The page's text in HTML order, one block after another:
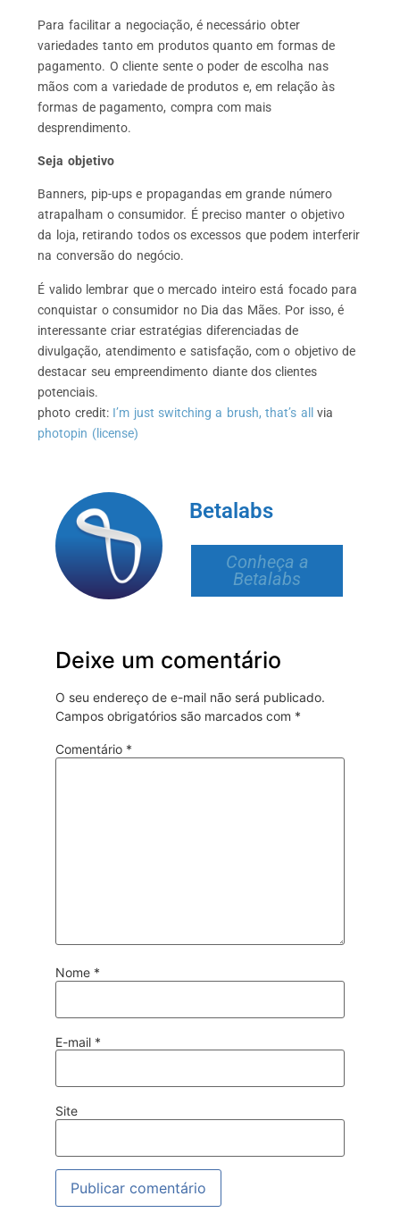
Para facilitar a negociação, é necessário obter
variedades tanto em produtos quanto em formas de
pagamento. O cliente sente o poder de escolha nas
mãos com a variedade de produtos e, em relação às
formas de pagamento, compra com mais
desprendimento.
Seja objetivo
Banners, pip-ups e propagandas em grande número
atrapalham o consumidor. É preciso manter o objetivo
da loja, retirando todos os excessos que podem interferir
na conversão do negócio.
É valido lembrar que o mercado inteiro está focado para
conquistar o consumidor no Dia das Mães. Por isso, é
interessante criar estratégias diferenciadas de
divulgação, atendimento e satisfação, com o objetivo de
destacar seu empreendimento diante dos clientes
potenciais.
photo credit: I’m just switching a brush, that’s all
via
photopin (license)
Betalabs
Conheça a
Betalabs
Deixe um comentário
O seu endereço de e-mail não será publicado.
Campos obrigatórios são marcados com *
Comentário *
Nome *
E-mail *
Site